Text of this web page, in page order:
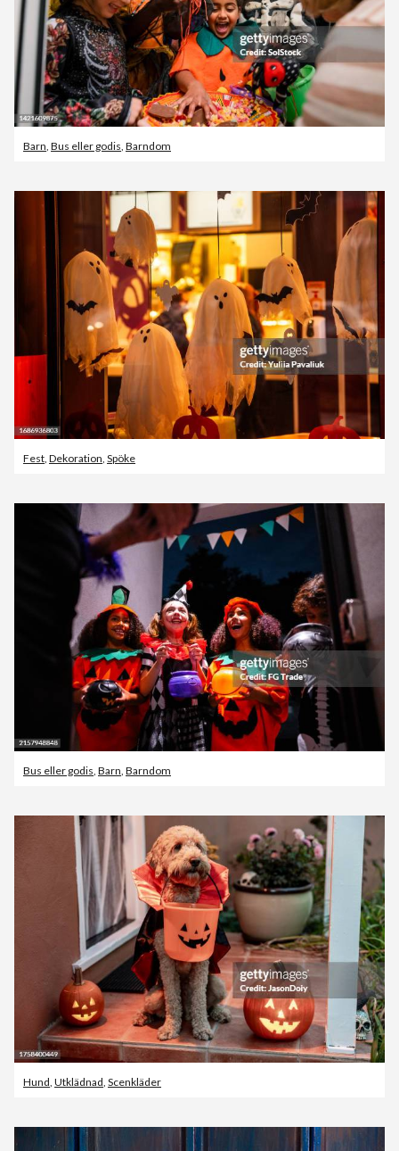
Barn, Bus eller godis, Barndom
Fest Dekoration Spöke
Bus eller godis Barn Barndom
Hund Utklädnad Scenkläder